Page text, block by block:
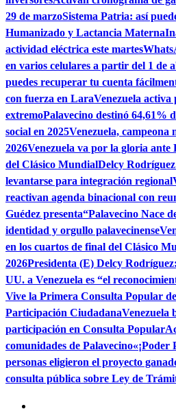
29 de marzoSistema Patria: así
Humanizado y Lactancia Materna
actividad eléctrica este martes
en varios celulares a partir del 1 de
puedes recuperar tu cuenta
con fuerza en LaraVenezuela activa
extremoPalavecino destinó 64,61%
social en 2025Venezuela, campeona
2026Venezuela va por la gloria ante
del Clásico MundialDelcy
levantarse para integración regional
reactivan agenda binacional con
Guédez presenta“Palavecino Nace
identidad y orgullo palavecinense
en los cuartos de final del Clásico
2026Presidenta (E) Delcy
UU. a Venezuela es “el
Vive la Primera Consulta Popular
Participación CiudadanaVenezuela
participación en Consulta Popular
comunidades de Palavecino«¡Poder
personas eligieron el proyecto
consulta pública sobre Ley de